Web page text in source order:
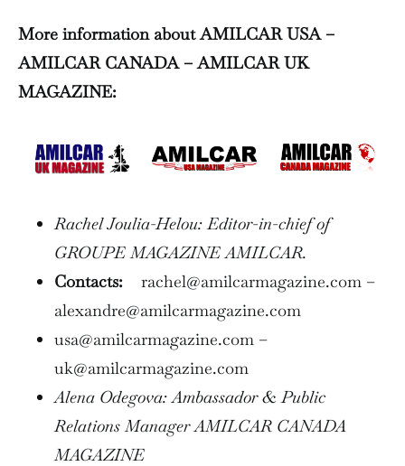
More information about AMILCAR USA –
AMILCAR CANADA – AMILCAR UK
MAGAZINE:
Rachel Joulia-Helou: Editor-in-chief of
GROUPE MAGAZINE AMILCAR.
Contacts: rachel@amilcarmagazine.com –
alexandre@amilcarmagazine.com
usa@amilcarmagazine.com –
uk@amilcarmagazine.com
Alena Odegova: Ambassador & Public
Relations Manager AMILCAR CANADA
MAGAZINE